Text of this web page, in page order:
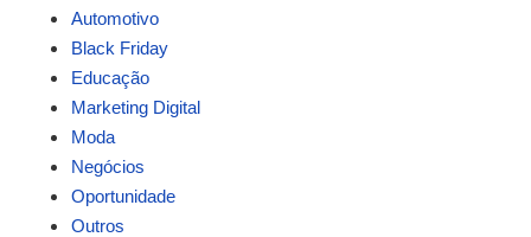
Automotivo
Black Friday
Educação
Marketing Digital
Moda
Negócios
Oportunidade
Outros